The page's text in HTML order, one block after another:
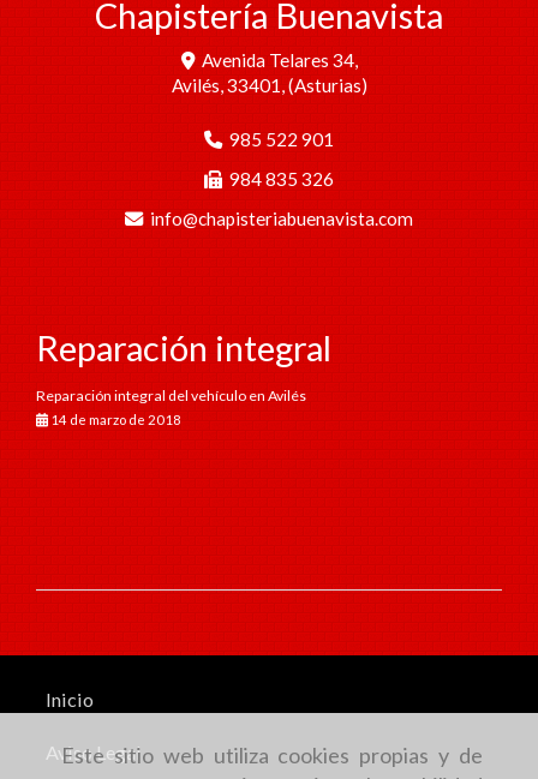
Este sitio web utiliza cookies propias y de
Chapistería Buenavista
Avenida Telares 34,
Avilés,33401,(Asturias)
985 522 901
984 835 326
info
chapisteriabuenavista.com
Reparación integral
Reparación integral del vehículo en Avilés
14 de marzo de 2018
Inicio
Aviso Legal